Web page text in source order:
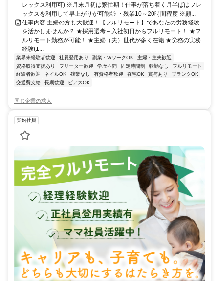
レックス利用可) ※月末月初は繁忙期！仕事が落ち着く月半ばはフレ
ックスを利用して早上がりが可能◎ ・残業10～20時間程度 ※顧...
仕事内容 主婦の方も大歓迎！【フルリモート】であなたの労務経験
を活かしませんか？ ★採用選考～入社初日からフルリモート！ ★フ
ルリモート勤務が可能！ ★主婦（夫）世代が多く在籍 ★労務の実務
経験(1...
業界未経験者歓迎 社員登用あり 副業・WワークOK
主婦・主夫歓迎
資格取得支援あり
フリーター歓迎 学歴不問 固定時間制 転勤なし
フルリモート
経験者歓迎
ネイルOK 残業なし 有資格者歓迎 在宅OK 賞与あり
ブランクOK
交通費支給
長期歓迎 ピアスOK
同じ企業の求人
契約社員